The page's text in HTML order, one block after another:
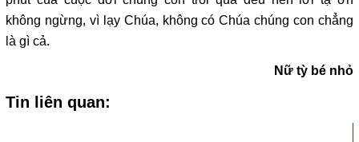
không ngừng, vì lạy Chúa, không có Chúa chúng con chẳng
là gì cả.
Nữ tỳ bé nhỏ
Tin liên quan: